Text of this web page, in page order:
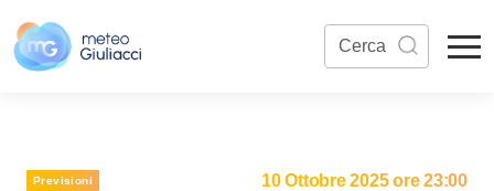
Previsioni 10 Ottobre 2025 ore 23:00